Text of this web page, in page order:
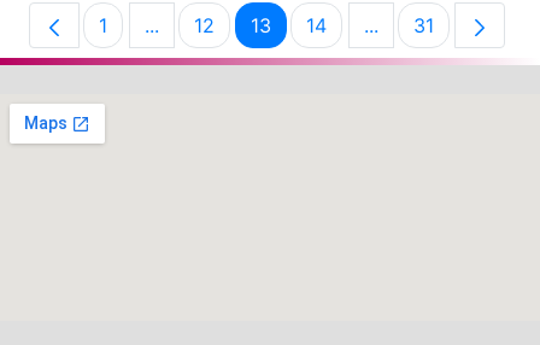
Página
1 ...Páginas intermedias Use TAB para
Página
12 Página
13 Página
14 ...PáginasPágina
31